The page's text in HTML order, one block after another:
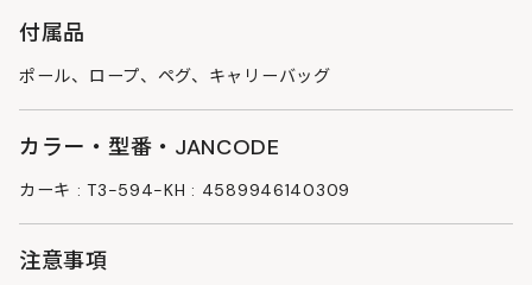
付属品
ポール、ロープ、ペグ、キャリーバッグ
カラー・型番・JANCODE
カーキ : T3-594-KH : 4589946140309
注意事項